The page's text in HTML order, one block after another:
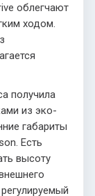
облегчают
ходом.
получила
из эко-
габариты
Есть
высоту